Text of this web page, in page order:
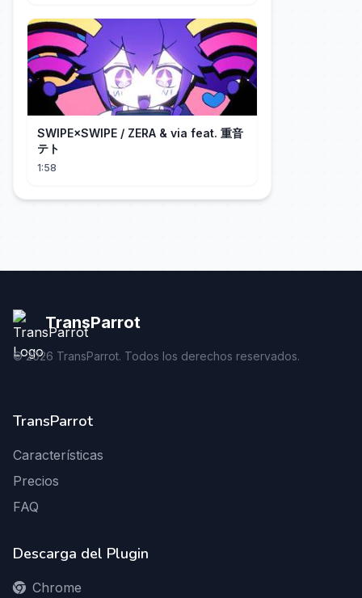
SWIPE×SWIPE / ZERA & via feat. 重音
テト
1:58
TransParrot
©2026 TransParrot. Todos los derechos reservados.
TransParrot
Características
Precios
FAQ
Descarga del Plugin
Chrome